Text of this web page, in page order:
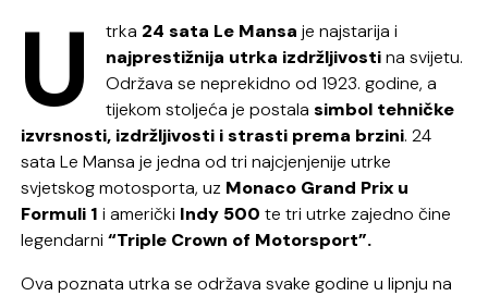
U trka 24 sata Le Mansa je najstarija i
najprestižnija utrka izdržljivostina svijetu.
Održava se neprekidno od 1923. godine, a
tijekom stoljeća je postalasimbol tehničke
izvrsnosti, izdržljivosti i strasti prema brzini. 24
sata Le Mansa je jedna od tri najcjenjenije utrke
svjetskog motosporta, uz Monaco Grand Prix u
Formuli 1 i američki Indy 500 te tri utrke zajedno čine
legendarni“Triple Crown of Motorsport”.
Ova poznata utrka se održava svake godine u lipnju na